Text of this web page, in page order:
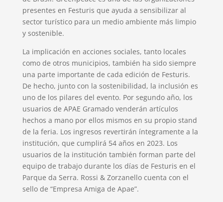
presentes en Festuris que ayuda a sensibilizar al
sector turístico para un medio ambiente más limpio
y sostenible.
La implicación en acciones sociales, tanto locales
como de otros municipios, también ha sido siempre
una parte importante de cada edición de Festuris.
De hecho, junto con la sostenibilidad, la inclusión es
uno de los pilares del evento. Por segundo año, los
usuarios de APAE Gramado venderán artículos
hechos a mano por ellos mismos en su propio stand
de la feria. Los ingresos revertirán íntegramente a la
institución, que cumplirá 54 años en 2023. Los
usuarios de la institución también forman parte del
equipo de trabajo durante los días de Festuris en el
Parque da Serra. Rossi & Zorzanello cuenta con el
sello de “Empresa Amiga de Apae”.